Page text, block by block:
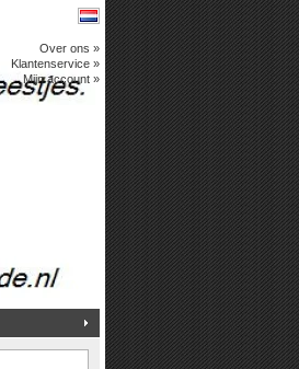
Over ons »
Klantenservice »
Mijn account »